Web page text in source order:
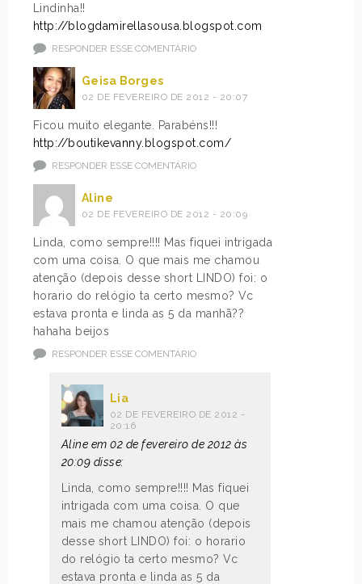
Lindinha!!
http://blogdamirellasousa.blogspot.com
RESPONDER ESSE COMENTÁRIO
Geisa Borges
02 DE FEVEREIRO DE 2012 - 20:07
Ficou muito elegante. Parabéns!!!
http://boutikevanny.blogspot.com/
RESPONDER ESSE COMENTÁRIO
Aline
02 DE FEVEREIRO DE 2012 - 20:09
Linda, como sempre!!!! Mas fiquei intrigada
com uma coisa. O que mais me chamou
atenção (depois desse short LINDO) foi: o
horario do relógio ta certo mesmo? Vc
estava pronta e linda as 5 da manhã??
hahaha beijos
RESPONDER ESSE COMENTÁRIO
Lia
02 DE FEVEREIRO DE 2012 -
20:16
Aline em 02 de fevereiro de 2012 às
20:09 disse:
Linda, como sempre!!!! Mas fiquei
intrigada com uma coisa. O que
mais me chamou atenção (depois
desse short LINDO) foi: o horario
do relógio ta certo mesmo? Vc
estava pronta e linda as 5 da